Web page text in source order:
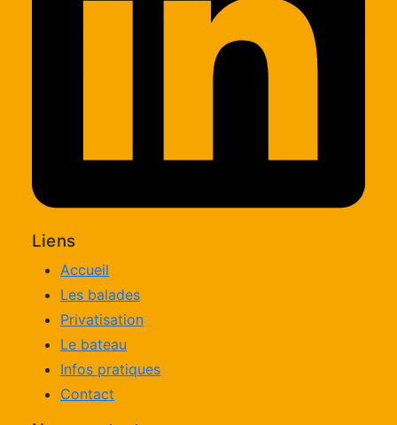
Liens
Accueil
Les balades
Privatisation
Le bateau
Infos pratiques
Contact